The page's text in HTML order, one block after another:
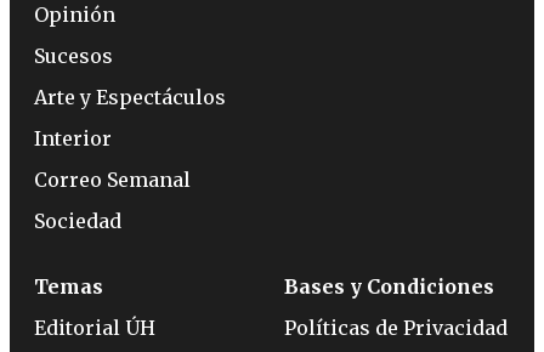
Opinión
Sucesos
Arte y Espectáculos
Interior
Correo Semanal
Sociedad
Temas
Editorial ÚH
Bases y Condiciones
Políticas de Privacidad